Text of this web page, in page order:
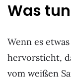
Was
Wenn es
hervorsticht,
vom weißen